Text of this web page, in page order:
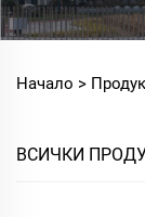
Начало >
ВСИЧКИ